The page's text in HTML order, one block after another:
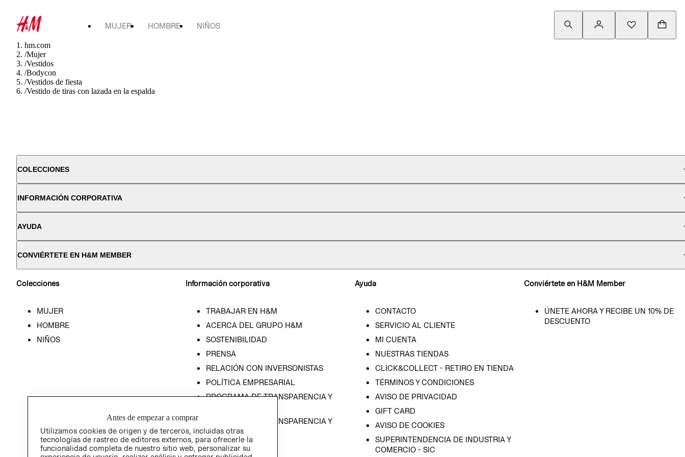
MUJER HOMBRE NIÑOS
hm.com
/Mujer
/Vestidos
/Bodycon
/Vestidos de fiesta
/Vestido de tiras con lazada en la espalda
COLECCIONES
INFORMACIÓN CORPORATIVA
AYUDA
CONVIÉRTETE EN H&M MEMBER
Colecciones
MUJER
HOMBRE
NIÑOS
Información corporativa
TRABAJAR EN H&M
ACERCA DEL GRUPO H&M
SOSTENIBILIDAD
PRENSA
RELACIÓN CON INVERSONISTAS
POLÍTICA EMPRESARIAL
PROGRAMA DE TRANSPARENCIA Y
PROGRAMA DE TRANSPARENCIA Y
ÉTICA (INGLÉS)
Ayuda
CONTACTO
SERVICIO AL CLIENTE
MI CUENTA
NUESTRAS TIENDAS
CLICK&COLLECT - RETIRO EN TIENDA
TÉRMINOS Y CONDICIONES
AVISO DE PRIVACIDAD
GIFT CARD
AVISO DE COOKIES
SUPERINTENDENCIA DE INDUSTRIA Y
COMERCIO - SIC
Conviértete en H&M Member
ÚNETE AHORA Y RECIBE UN 10% DE
DESCUENTO
Antes de empezar a comprar
Utilizamos cookies de origen y de terceros, incluidas otras
tecnologías de rastreo de editores externos, para ofrecerle la
funcionalidad completa de nuestro sitio web, personalizar su